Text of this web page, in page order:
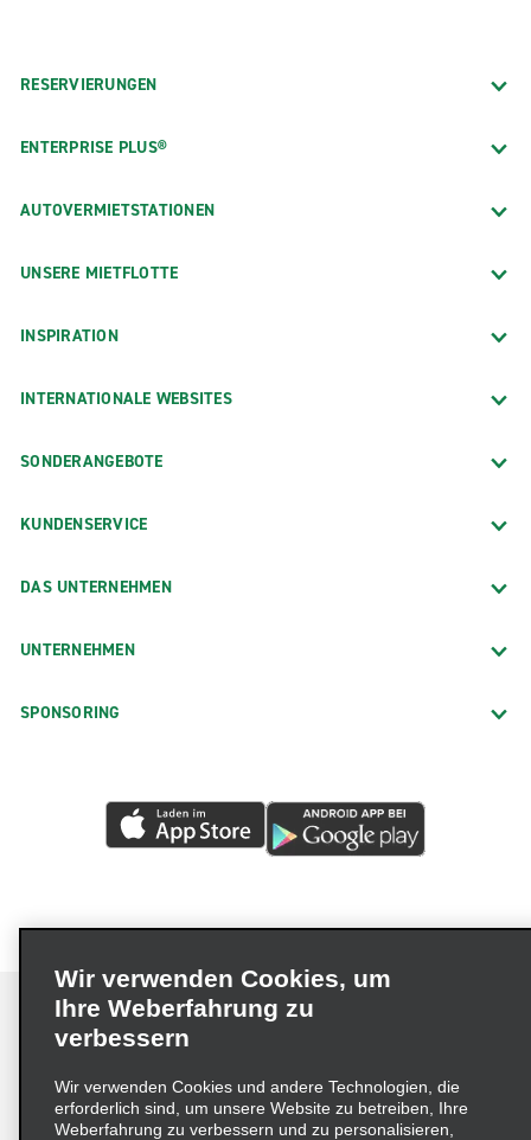
RESERVIERUNGEN
ENTERPRISE PLUS®
AUTOVERMIETSTATIONEN
UNSERE MIETFLOTTE
INSPIRATION
INTERNATIONALE WEBSITES
SONDERANGEBOTE
KUNDENSERVICE
DAS UNTERNEHMEN
UNTERNEHMEN
SPONSORING
Impressum Nutzungsbedingungen
Datenschutzrichtlinie
Cookie-Richtlinie
Datenschutzoptionen
Wir verwenden Cookies, um
Ihre Weberfahrung zu
verbessern
Wir verwenden Cookies und andere Technologien, die
erforderlich sind, um unsere Website zu betreiben, Ihre
Weberfahrung zu verbessern und zu personalisieren,